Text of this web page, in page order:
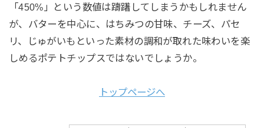
「450%」という数値は躊躇してしまうかもしれません
が、バターを中心に、はちみつの甘味、チーズ、パセ
リ、じゅがいもといった素材の調和が取れた味わいを楽
しめるポテトチップスではないでしょうか。
トップページへ